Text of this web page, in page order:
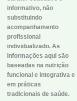
informativo, não
substituindo
acompanhamento
profissional
individualizado. As
informações aqui são
baseadas na nutrição
funcional e integrativa e
em práticas
tradicionais de saúde.